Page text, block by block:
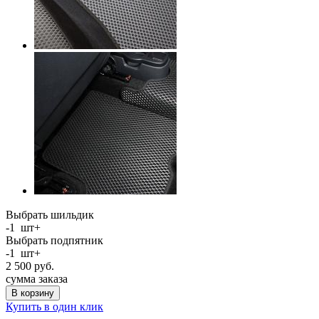
Выбрать шильдик
-1 шт+
Выбрать подпятник
-1 шт+
2 500 руб.
сумма заказа
В корзину
Купить в один клик